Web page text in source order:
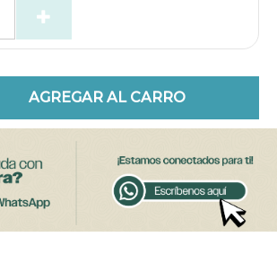
AGREGAR AL CARRO